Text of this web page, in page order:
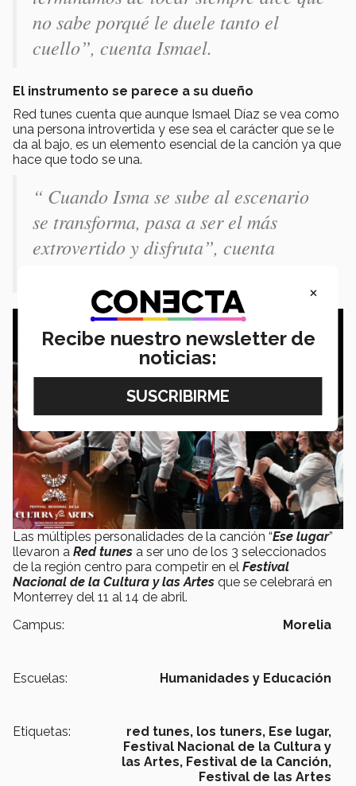
no sabe porqué le duele tanto el
cuello”, cuenta Ismael.
El instrumento se parece a su dueño
Red tunes cuenta que aunque Ismael Díaz se vea como
una persona introvertida y ese sea el carácter que se le
da al bajo, es un elemento esencial de la canción ya que
hace que todo se una.
“ Cuando Isma se sube al escenario
se transforma, pasa a ser el más
extrovertido y disfruta”, cuenta
Las múltiples personalidades de la canción “Ese lugar”
llevaron a Red tunes a ser uno de los 3 seleccionados
de la región centro para competir en el Festival
Nacional de la Cultura y las Artes que se celebrará en
Monterrey del 11 al 14 de abril.
Campus:
Morelia
Escuelas: Humanidades y Educación
Etiquetas: red tunes, los tuners, Ese lugar,
Festival Nacional de la Cultura y
las Artes, Festival de la Canción,
Festival de las Artes
×
Recibe nuestro newsletter de
noticias: